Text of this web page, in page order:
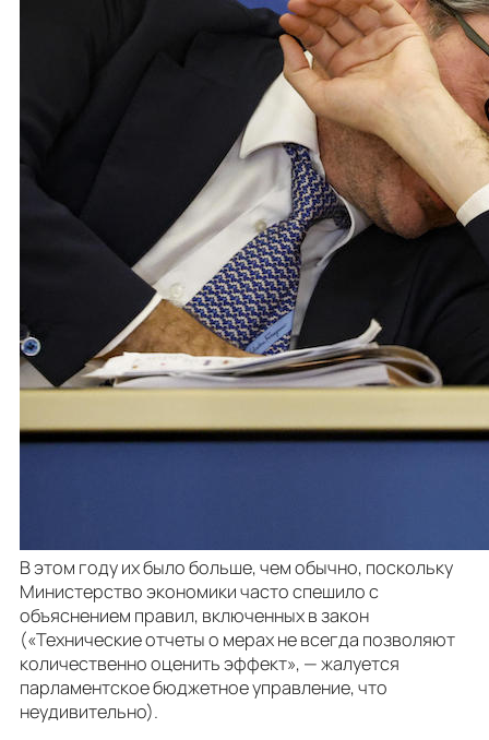
В этом году их было больше, чем обычно, поскольку
Министерство экономики часто спешило с
объяснением правил, включенных в закон
(«Технические отчеты о мерах не всегда позволяют
количественно оценить эффект», — жалуется
парламентское бюджетное управление, что
неудивительно).